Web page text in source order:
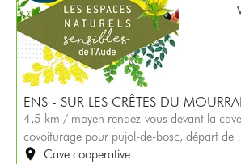
ENS - SUR LES CRÊTES DU
4,5 km / moyen rendez-vous devant la
covoiturage pour pujol-de-bosc, départ de
Cave cooperative